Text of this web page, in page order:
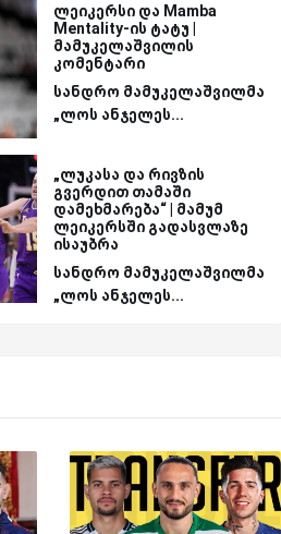
ლეიკერსი და Mamba
Mentality-ის ტატუ |
მამუკელაშვილის
კომენტარი
სანდრო მამუკელაშვილმა
„ლოს ანჯელეს...
„ლუკასა და რივზის
გვერდით თამაში
დამეხმარება“ | მამუმ
ლეიკერსში გადასვლაზე
ისაუბრა
სანდრო მამუკელაშვილმა
„ლოს ანჯელეს...